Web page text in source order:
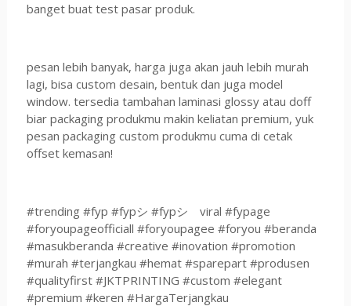
banget buat test pasar produk.
pesan lebih banyak, harga juga akan jauh lebih murah
lagi, bisa custom desain, bentuk dan juga model
window. tersedia tambahan laminasi glossy atau doff
biar packaging produkmu makin keliatan premium, yuk
pesan packaging custom produkmu cuma di cetak
offset kemasan!
#trending #fyp #fypシ #fypシ゚viral #fypage
#foryoupageofficiall #foryoupagee #foryou #beranda
#masukberanda #creative #inovation #promotion
#murah #terjangkau #hemat #sparepart #produsen
#qualityfirst #JKTPRINTING #custom #elegant
#premium #keren #HargaTerjangkau